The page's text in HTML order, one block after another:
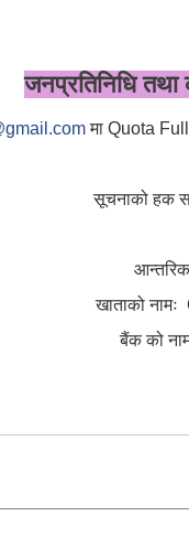
जनप्रतिनिधि तथा
मा Quota Full
सूचनाको हक
खाताको
बैंक को